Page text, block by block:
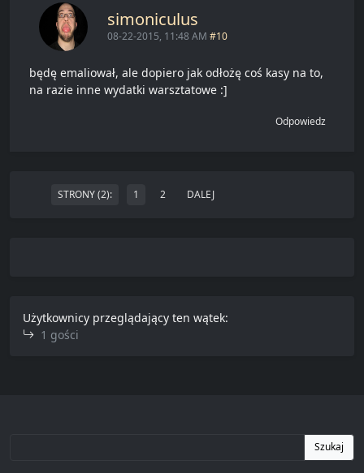
simoniculus
08-22-2015, 11:48 AM #10
będę emaliował, ale dopiero jak odłożę coś kasy na to,
na razie inne wydatki warsztatowe :]
Odpowiedz
STRONY (2): 1 2 DALEJ
Użytkownicy przeglądający ten wątek:
1 gości
Szukaj